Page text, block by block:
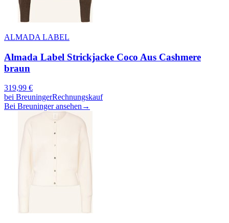
ALMADA LABEL
Almada Label Strickjacke Coco Aus Cashmere
braun
319,99 €
bei BreuningerRechnungskauf
Bei Breuninger ansehen →